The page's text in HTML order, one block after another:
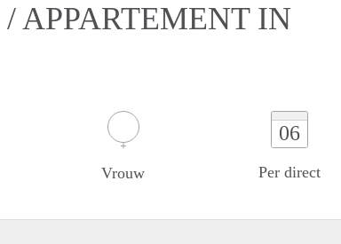
APPARTEMENT IN
Vrouw
06
Per direct